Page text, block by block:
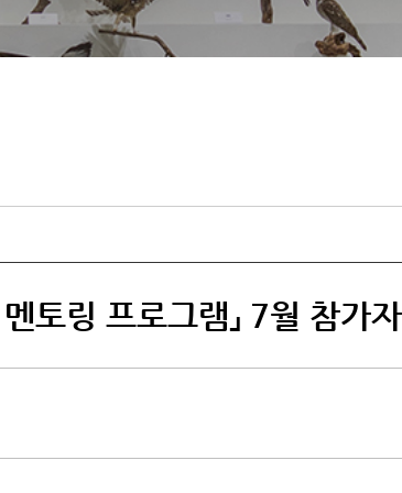
토링 프로그램」 7월 참가